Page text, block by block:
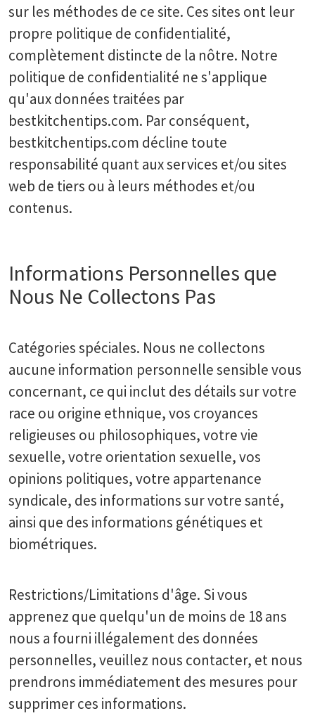
sur les méthodes de ce site. Ces sites ont leur
propre politique de confidentialité,
complètement distincte de la nôtre. Notre
politique de confidentialité ne s'applique
qu'aux données traitées par
bestkitchentips.com. Par conséquent,
bestkitchentips.com décline toute
responsabilité quant aux services et/ou sites
web de tiers ou à leurs méthodes et/ou
contenus.
Informations Personnelles que
Nous Ne Collectons Pas
Catégories spéciales. Nous ne collectons
aucune information personnelle sensible vous
concernant, ce qui inclut des détails sur votre
race ou origine ethnique, vos croyances
religieuses ou philosophiques, votre vie
sexuelle, votre orientation sexuelle, vos
opinions politiques, votre appartenance
syndicale, des informations sur votre santé,
ainsi que des informations génétiques et
biométriques.
Restrictions/Limitations d'âge. Si vous
apprenez que quelqu'un de moins de 18 ans
nous a fourni illégalement des données
personnelles, veuillez nous contacter, et nous
prendrons immédiatement des mesures pour
supprimer ces informations.